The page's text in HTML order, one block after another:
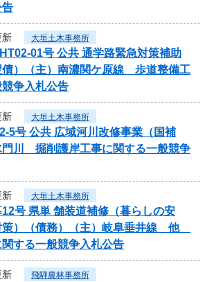
告
新 大垣土木事務所
01号 公共 通学路緊急対策補助
債）（主）南濃関ケ原線 歩道整備工
争入札公告
新 大垣土木事務所
5号 公共 広域河川改修事業（国補
門川 掘削護岸工事に関する一般競争
新 大垣土木事務所
号 県単 舗装道補修（暮らしの安
策）（債務）（主）岐阜垂井線 他
する一般競争入札公告
新 飛騨農林事務所